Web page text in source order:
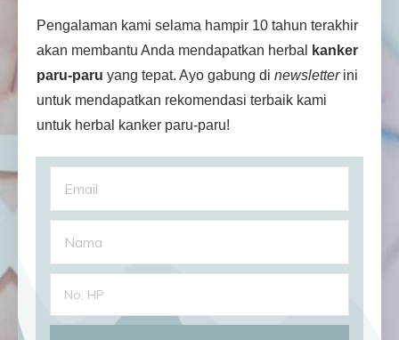
Pengalaman kami selama hampir 10 tahun terakhir
akan membantu Anda mendapatkan herbal
kanker
paru-paru yang tepat. Ayo gabung di newsletterini
untuk mendapatkan rekomendasi terbaik kami
untuk herbal kanker paru-paru!